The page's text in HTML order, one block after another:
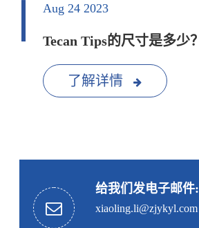
Aug 24 2023
Tecan Tips的尺寸是多少？
了解详情
给我们发电子邮件:
xiaoling.li@zjykyl.com